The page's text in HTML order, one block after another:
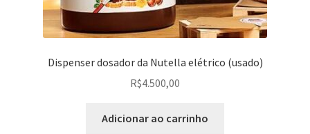
Dispenser dosador da Nutella elétrico (usado)
R$4.500,00
Adicionar ao carrinho